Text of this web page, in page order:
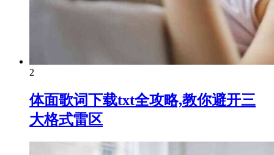
2
体面歌词下载txt全攻略,教你避开三
大格式雷区